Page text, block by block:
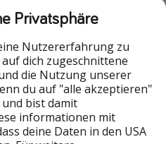
Privatsphäre
Nutzererfahrung zu
dich zugeschnittene
die Nutzung unserer
du auf "alle akzeptieren"
bist damit
informationen mit
deine Daten in den USA